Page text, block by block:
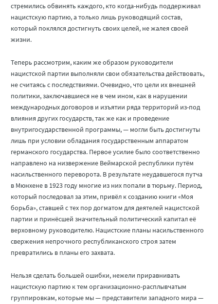
стремились обвинять каждого, кто когда-нибудь поддерживал
нацистскую партию, а только лишь руководящий состав,
который поклялся достигнуть своих целей, не жалея своей
жизни.
Теперь рассмотрим, каким же образом руководители
нацистской партии выполняли свои обязательства действовать,
не считаясь с последствиями. Очевидно, что цели их внешней
политики, заключавшиеся не в чем ином, как в нарушении
международных договоров и изъятии ряда территорий из-под
влияния других государств, так же как и проведение
внутригосударственной программы, — могли быть достигнуты
лишь при условии обладания государственным аппаратом
германского государства. Первое усилие было соответственно
направлено на низвержение Веймарской республики путём
насильственного переворота. В результате неудавшегося путча
в Мюнхене в 1923 году многие из них попали в тюрьму. Период,
который последовал за этим, привёл к созданию книги «Моя
борьба», ставшей с тех пор догматом для деятелей нацистской
партии и принёсшей значительный политический капитал её
верховному руководителю. Нацистские планы насильственного
свержения непрочного республиканского строя затем
превратились в планы его захвата.
Нельзя сделать большей ошибки, нежели приравнивать
нацистскую партию к тем организационно-расплывчатым
группировкам, которые мы — представители западного мира —